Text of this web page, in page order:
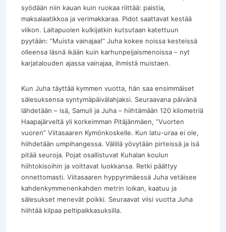
syödään niin kauan kuin ruokaa riittää: paistia,
maksalaatikkoa ja verimakkaraa. Pidot saattavat kestää
viikon. Laitapuolen kulkijatkin kutsutaan katettuun
pyytään: ”Muista vainajaa!” Juha kokee noissa kesteissä
olleensa läsnä ikään kuin karhunpeijaismenoissa – nyt
karjatalouden ajassa vainajaa, ihmistä muistaen.
Kun Juha täyttää kymmen vuotta, hän saa ensimmäiset
sälesuksensa syntymäpäivälahjaksi. Seuraavana päivänä
lähdetään – isä, Samuli ja Juha – hiihtämään 120 kilometriä
Haapajärveltä yli korkeimman Pitäjänmäen, ”Vuorten
vuoren” Viitasaaren Kymönkoskelle. Kun latu-uraa ei ole,
hiihdetään umpihangessa. Välillä yövytään pirteissä ja isä
pitää seuroja. Pojat osallistuvat Kuhalan koulun
hiihtokisoihin ja voittavat luokkansa. Retki päättyy
onnettomasti. Viitasaaren hyppyrimäessä Juha vetäisee
kahdenkymmenenkahden metrin loikan, kaatuu ja
sälesukset menevät poikki. Seuraavat viisi vuotta Juha
hiihtää kilpaa peltipaikkasuksilla.